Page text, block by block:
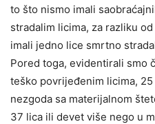
to što nismo imali
stradalim licima, za razliku
imali jedno lice smrtno
Pored toga, evidentirali smo
teško povrijeđenim licima,
nezgoda sa materijalnom
37 lica ili devet više nego u